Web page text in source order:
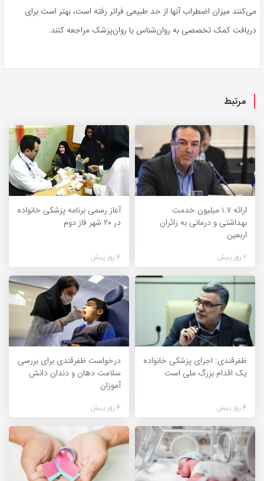
می‌کنند میزان اضطراب آنها از حد طبیعی فراتر رفته است، بهتر است برای
دریافت کمک تخصصی به روان‌شناس یا روان‌پزشک مراجعه کنند.
مرتبط
ارائه ۱.۷ میلیون خدمت
بهداشتی و درمانی به زائران
اربعین
2 روز پیش
آغاز رسمی برنامه پزشکی خانواده
در ۲۰ شهر فاز دوم
4 روز پیش
ظفرقندی: اجرای پزشکی خانواده
یک اقدام بزرگ ملی است
4 روز پیش
درخواست ظفرقندی برای بررسی
سلامت دهان و دندان دانش
آموزان
4 روز پیش